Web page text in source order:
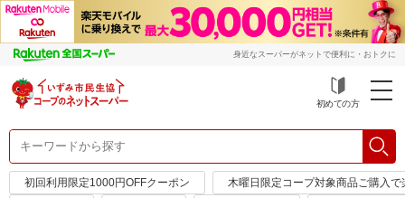
身近なスーパーがネットで便利に・おトクに
初めての方
初回利用限定1000円OFFクーポン
木曜日限定コープ対象商品ご購入